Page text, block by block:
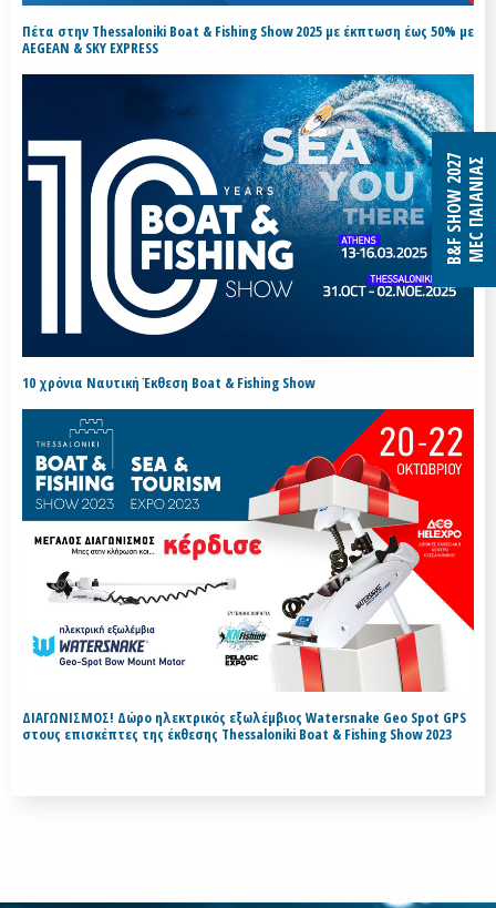
Πέτα στην Thessaloniki Boat & Fishing Show 2025 με έκπτωση έως 50% με
AEGEAN & SKY EXPRESS
10 χρόνια Ναυτική Έκθεση Boat & Fishing Show
ΔΙΑΓΩΝΙΣΜΟΣ! Δώρο ηλεκτρικός εξωλέμβιος Watersnake Geo Spot GPS
στους επισκέπτες της έκθεσης Thessaloniki Boat & Fishing Show 2023
B&F SHOW 2027MEC ΠΑΙΑΝΙΑΣ